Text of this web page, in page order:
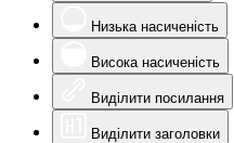
Низька насиченість
Висока насиченість
Виділити посилання
Виділити заголовки